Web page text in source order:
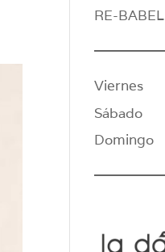
RE-BABEL
Viernes
Sábado
Domingo